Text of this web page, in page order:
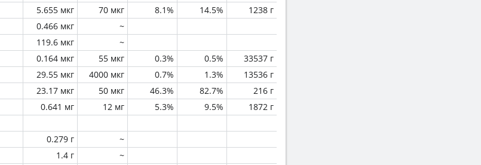
5.655 мкг 70 мкг 8.1% 14.5%
1238 г
0.466 мкг
~
119.6 мкг
~
0.164 мкг 55 мкг 0.3% 0.5%
33537 г
29.55 мкг 4000 мкг 0.7% 1.3%
13536 г
23.17 мкг 50 мкг 46.3% 82.7%
216 г
0.641 мг 12 мг 5.3% 9.5% 1872 г
0.279 г
~
1.4 г
~